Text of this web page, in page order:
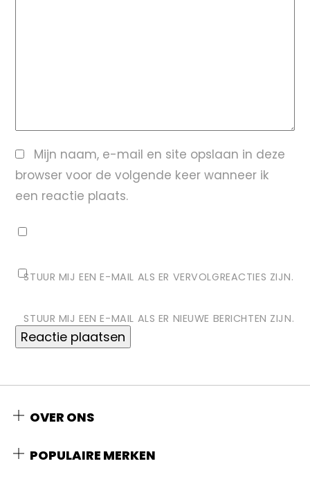
Mijn naam, e-mail en site opslaan in deze
browser voor de volgende keer wanneer ik
een reactie plaats.
STUUR MIJ EEN E-MAIL ALS ER VERVOLGREACTIES ZIJN.
STUUR MIJ EEN E-MAIL ALS ER NIEUWE BERICHTEN ZIJN.
OVER ONS
POPULAIRE MERKEN